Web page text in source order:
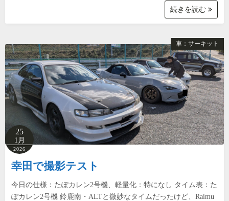
続きを読む
車：サーキット
25
1月
2026
幸田で撮影テスト
今日の仕様：たぽカレン2号機、軽量化：特になし タイム表：た
ぽカレン2号機 鈴鹿南・ALTと微妙なタイムだったけど、Raimu